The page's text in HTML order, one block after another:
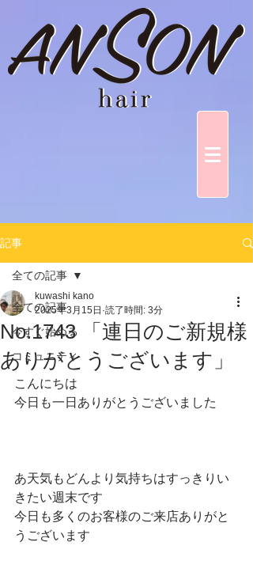
記事
全ての記事
今すぐ始める
コミュニティ
全ての記事
No.1743 「連日のご新規様
ありがとうございます」
kuwashi kano
2025年3月15日 読了時間: 3分
こんにちは
今日も一日ありがとうございました
あ天気もどんより気持ちはすっきりい
きたい週末です
今日も多くのお客様のご来店ありがと
うございます